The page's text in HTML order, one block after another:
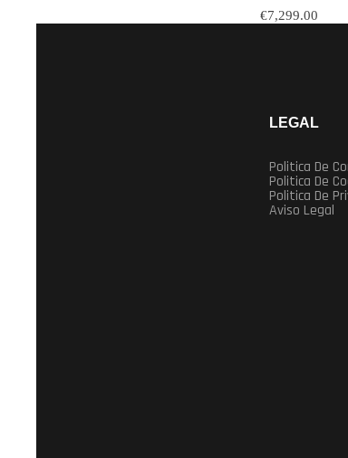
€7,299.00
LEGAL
Politica De
Politica De
Politica De
Aviso Legal